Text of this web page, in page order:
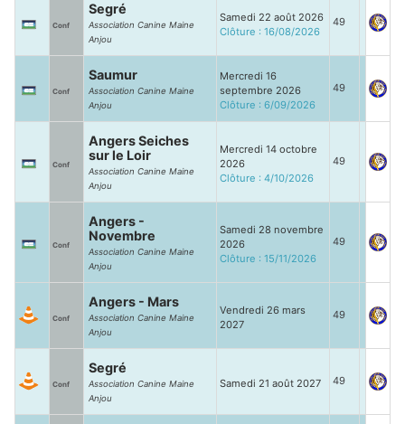
Conf
Segré
Association Canine Maine
Anjou
Samedi 22 août 2026
Clôture : 16/08/2026
49
Conf
Saumur
Association Canine Maine
Anjou
Mercredi 16
septembre 2026
Clôture : 6/09/2026
49
Conf
Angers Seiches
sur le Loir
Association Canine Maine
Anjou
Mercredi 14 octobre
2026
Clôture : 4/10/2026
49
Conf
Angers -
Novembre
Association Canine Maine
Anjou
Samedi 28 novembre
2026
Clôture : 15/11/2026
49
Conf
Angers - Mars
Association Canine Maine
Anjou
Vendredi 26 mars
2027
49
Conf
Segré
Association Canine Maine
Anjou
Samedi 21 août 2027 49